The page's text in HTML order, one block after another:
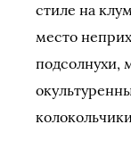
стиле на
место
подсолнухи,